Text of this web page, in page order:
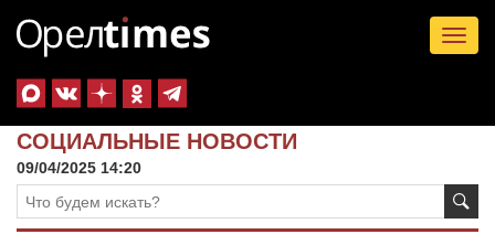
СОЦИАЛЬНЫЕ НОВОСТИ
09/04/2025 14:20